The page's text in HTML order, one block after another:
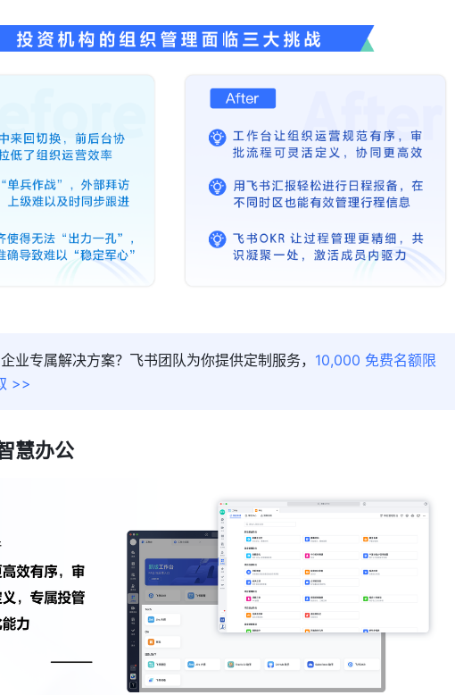
业专属解决方案？飞书团队为你提供定制服务， 10,000 免费名额限
>>
慧办公